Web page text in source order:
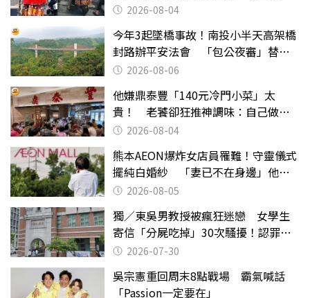
幫付學費
2026-08-04
今年3起墜橋事故！南投小半天高架橋
封路辦平安法會 「包公夜審」替亡
魂伸冤
2026-08-06
他嫌鼎泰豐「140元冷門小菜」太
貴！ 老饕卻狂推神調味：自己做不
出來2026-08-04
熊本AEON爆炸女店員罹難！守靈儀式
擺純白婚紗 「妻已不在身邊」他淚
喊：無法想像
2026-08-05
獨／東吳男教授被瘋狂迷戀 女學生
寄信「分屍吃掉」30次騷擾！認罪免
關 2026-07-30
吳宗憲重回周末8點戰場 霸氣喊話
「Passion一定要在」